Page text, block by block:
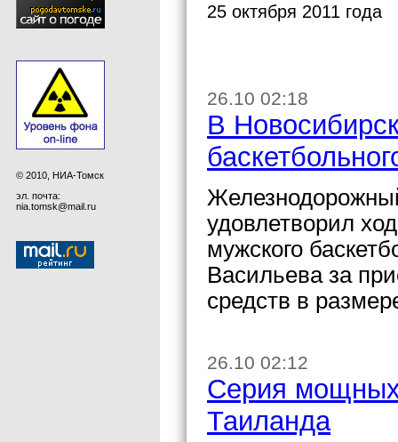
© 2010, НИА-Томск
эл. почта:
nia.tomsk@mail.ru
25 октября 2011 года
26.10 02:18
В
удовлетворил
мужского
Васильева за
средств в
26.10 02:12
Серия
Таиланда